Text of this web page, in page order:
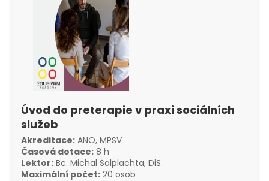
Úvod do preterapie v praxi sociálních
služeb
Akreditace: ANO, MPSV
Časová dotace: 8 h
Lektor: Bc. Michal Šalplachta, DiS.
Maximální počet: 20 osob
n
a